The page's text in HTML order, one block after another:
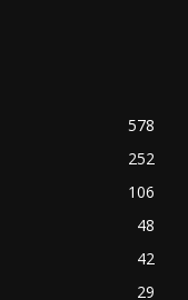
578
252
106
48
42
29